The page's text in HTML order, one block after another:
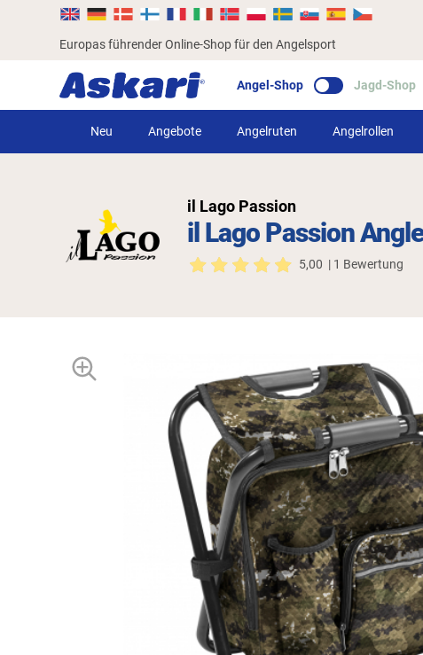
Europas führender Online-Shop für den Angelsport
Angel-Shop Jagd-Shop
Neu Angebote Angelruten Angelrollen
il Lago Passion
il Lago Passion
5,00 | 1 Bewertung